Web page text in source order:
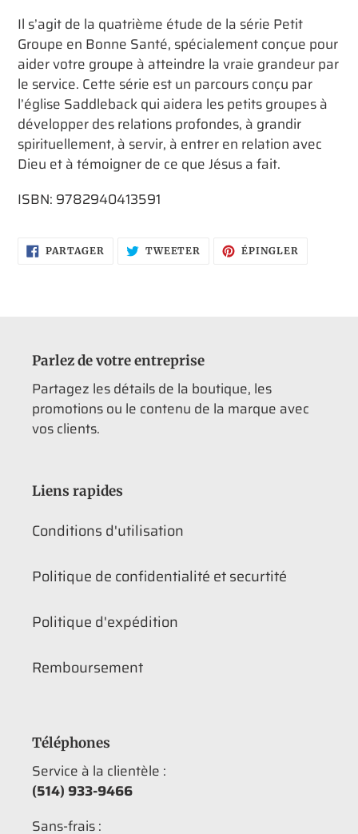
Il s’agit de la quatrième étude de la série Petit
Groupe en Bonne Santé, spécialement conçue pour
aider votre groupe à atteindre la vraie grandeur par
le service. Cette série est un parcours conçu par
l’église Saddleback qui aidera les petits groupes à
développer des relations profondes, à grandir
spirituellement, à servir, à entrer en relation avec
Dieu et à témoigner de ce que Jésus a fait.
ISBN: 9782940413591
PARTAGER PARTAGER
SUR
TWEETER TWEETERÉPINGLER
Parlez de votre entreprise
Partagez les détails de la boutique, les
promotions ou le contenu de la marque avec
vos clients.
Liens rapides
Conditions d'utilisation
Politique de confidentialité et securtité
Politique d'expédition
Remboursement
Téléphones
Service à la clientèle :
(514) 933-9466
Sans-frais :